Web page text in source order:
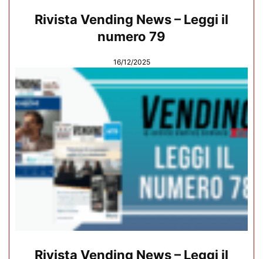
Rivista Vending News – Leggi il
numero 79
16/12/2025
Rivista Vending News – Leggi il